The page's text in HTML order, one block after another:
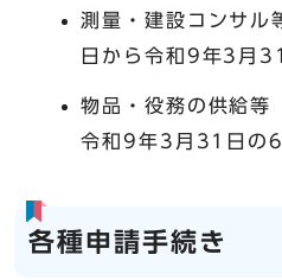
測量・建設コンサル
日から令和9年3月
物品・役務の供給
令和9年3月31日の6
各種申請手続き